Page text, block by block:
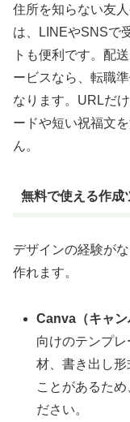
住所を知らない友
は、LINEやSNSで
トも便利です。配
ービスなら、転職
なります。URLだ
ードや短い祝福文
ん。
無料で使える作成
デザインの経験が
作れます。
Canva（キャン
向けのテンプ
材、書き出し
ことがあるた
ださい。